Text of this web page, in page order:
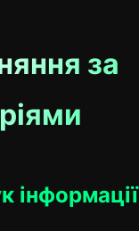
за
інформації